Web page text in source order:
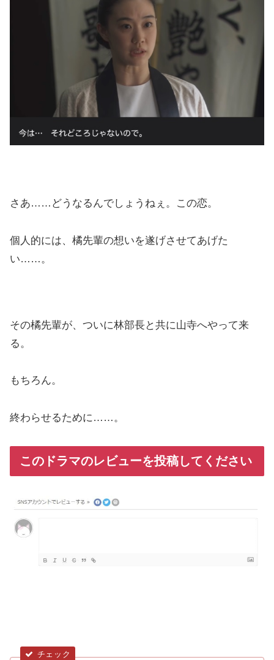
さあ……どうなるんでしょうねぇ。この恋。
個人的には、橘先輩の想いを遂げさせてあげた
い……。
その橘先輩が、ついに林部長と共に山寺へやって来
る。
もちろん。
終わらせるために……。
このドラマのレビューを投稿してください